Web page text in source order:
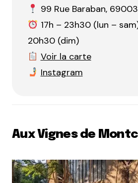
99 Rue Baraban,
17h – 23h30 (lun –
20h30 (dim)
Voir la carte
Instagram
Aux Vignes de